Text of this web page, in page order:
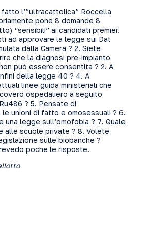
fatto l’”ultracattolica” Roccella
pone 8 domande 8
“sensibili” ai candidati premier.
ad approvare la legge sui Dat
dalla Camera ? 2. Siete
che la diagnosi pre-impianto
può essere consentita ? 2. A
della legge 40 ? 4. A
linee guida ministeriali che
ospedaliero a seguito
? 5. Pensate di
unioni di fatto e omosessuali ? 6.
una legge sull’omofobia ? 7. Quale
alle scuole private ? 8. Volete
sulle biobanche ?
poche le risposte.